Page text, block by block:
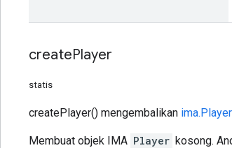
createPlayer
statis
createPlayer() mengembalikan ima.Player
Membuat objek IMA Player kosong.